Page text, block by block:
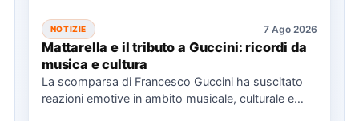
NOTIZIE 7 Ago 2026
Mattarella e il tributo a Guccini: ricordi da
musica e cultura
La scomparsa di Francesco Guccini ha suscitato
reazioni emotive in ambito musicale, culturale e